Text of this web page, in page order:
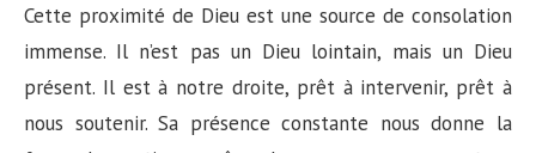
Cette proximité de Dieu est une source de consolation
immense. Il n’est pas un Dieu lointain, mais un Dieu
présent. Il est à notre droite, prêt à intervenir, prêt à
nous soutenir. Sa présence constante nous donne la